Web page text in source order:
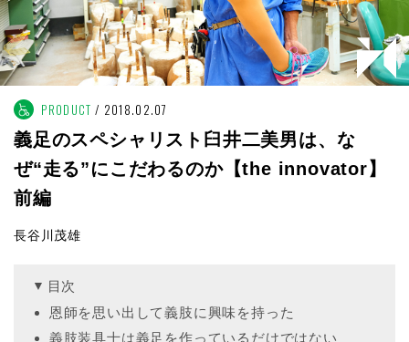
PRODUCT 2018.02.07
義足のスペシャリスト臼井二美男は、な
ぜ“走る”にこだわるのか【the innovator】
前編
長谷川茂雄
目次
恩師を思い出して義肢に興味を持った
義肢装具士は義足を作っているだけではない